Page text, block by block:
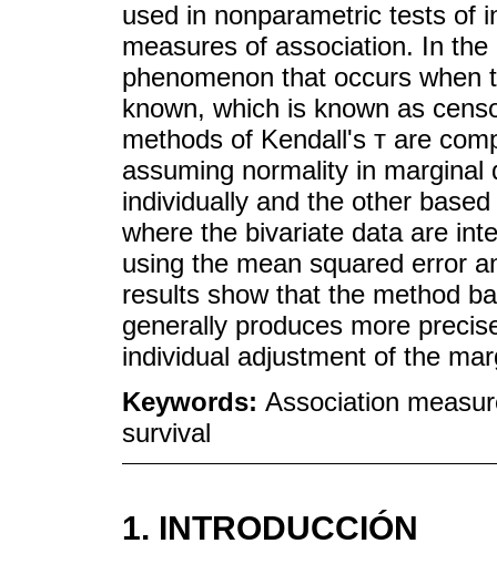
used in nonparametric tests of
measures of association. In
phenomenon that occurs when
known, which is known as
methods of Kendall's т are
assuming normality in
individually and the other
where the bivariate data are
using the mean squared error
results show that the method
generally produces more
individual adjustment of the
Keywords: Association
survival
1. INTRODUCCIÓN